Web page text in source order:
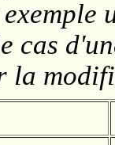
cas
la